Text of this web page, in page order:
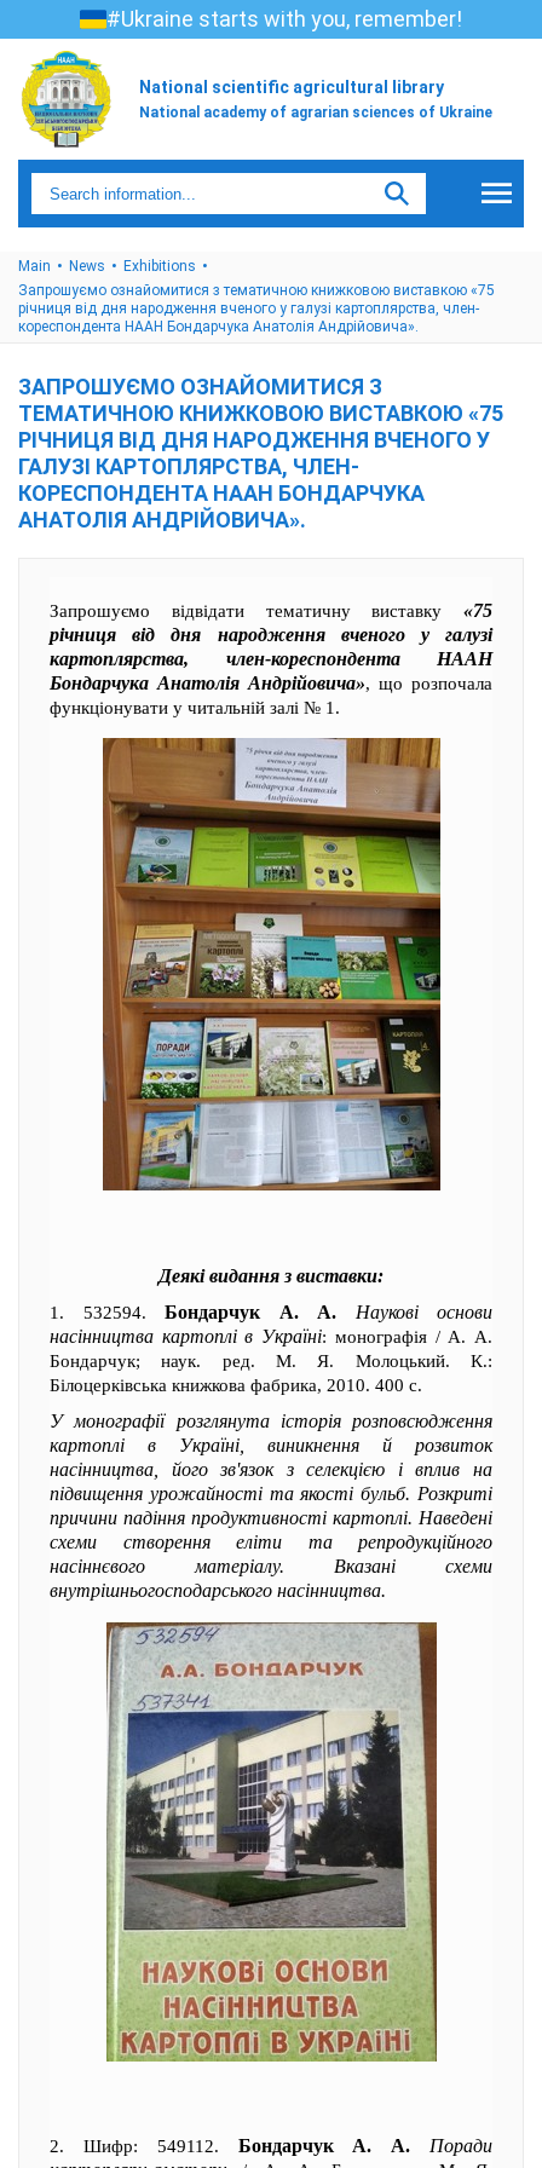
#Ukraine starts with you, remember!
National scientific agricultural library
National academy of agrarian sciences of Ukraine
Main News
Exhibitions
Запрошуємо ознайомитися з тематичною книжковою виставкою «75
річниця від дня народження вченого у галузі картоплярства, член-
кореспондента НААН Бондарчука Анатолія Андрійовича».
ЗАПРОШУЄМО ОЗНАЙОМИТИСЯ З
ТЕМАТИЧНОЮ КНИЖКОВОЮ ВИСТАВКОЮ «75
РІЧНИЦЯ ВІД ДНЯ НАРОДЖЕННЯ ВЧЕНОГО У
ГАЛУЗІ КАРТОПЛЯРСТВА, ЧЛЕН-
КОРЕСПОНДЕНТА НААН БОНДАРЧУКА
АНАТОЛІЯ АНДРІЙОВИЧА».
Запрошуємо відвідати тематичну виставку «75
річниця від дня народження вченого у галузі
картоплярства, член-кореспондента НААН
Бондарчука Анатолія Андрійовича», що розпочала
функціонувати у читальній залі № 1.
Деякі видання з виставки:
1. 532594. Бондарчук А. А.
Наукові основи
насінництва картоплі в Україні: монографія / А. А.
Бондарчук; наук. ред. М. Я. Молоцький. К.:
Білоцерківська книжкова фабрика, 2010. 400 с.
У монографії розглянута історія розповсюдження
картоплі в Україні, виникнення й розвиток
насінництва, його зв'язок з селекцією і вплив на
підвищення урожайності та якості бульб. Розкриті
причини падіння продуктивності картоплі. Наведені
схеми створення еліти та репродукційного
насіннєвого матеріалу. Вказані схеми
внутрішньогосподарського насінництва.
2. Шифр: 549112. Бондарчук А. А.
Поради